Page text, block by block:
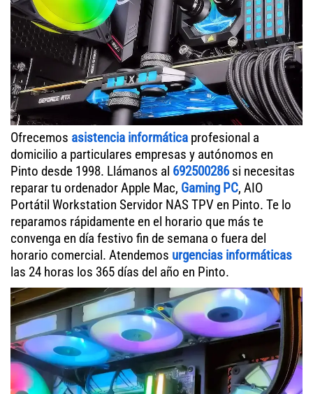
Ofrecemos asistencia informática profesional a
domicilio a particulares empresas y autónomos en
Pinto desde 1998. Llámanos al 692500286si necesitas
reparar tu ordenador Apple Mac, Gaming PC, AIO
Portátil Workstation Servidor NAS TPV en Pinto. Te lo
reparamos rápidamente en el horario que más te
convenga en día festivo fin de semana o fuera del
horario comercial. Atendemos urgencias informáticas
las 24 horas los 365 días del año en Pinto.